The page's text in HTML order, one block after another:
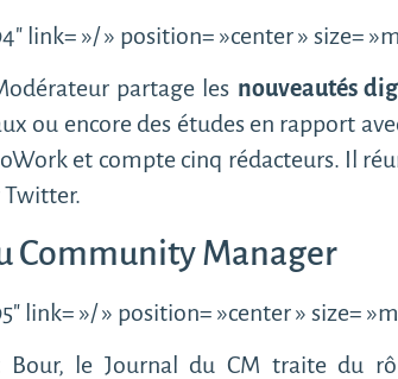
link= »/ » position= »center » size=
partage les nouveautés
ou encore des études en rapport
et compte cinq rédacteurs. Il
Twitter.
Community Manager
link= »/ » position= »center » size=
Bour, le Journal du CM traite du